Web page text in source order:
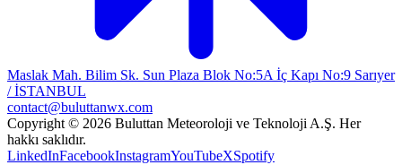
Maslak Mah. Bilim Sk. Sun Plaza Blok No:5A İç Kapı No:9 Sarıyer
/ İSTANBUL
contact@buluttanwx.com
Copyright © 2026 Buluttan Meteoroloji ve Teknoloji A.Ş. Her
hakkı saklıdır.
LinkedInFacebookInstagramYouTubeXSpotify